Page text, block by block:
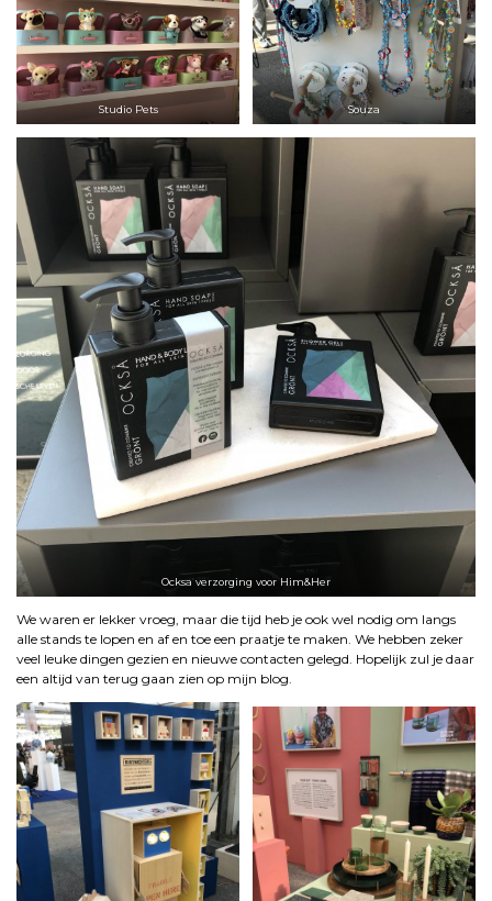
Studio Pets Souza
Ocksa verzorging voor Him&Her
We waren er lekker vroeg, maar die tijd heb je ook wel nodig om langs
alle stands te lopen en af en toe een praatje te maken. We hebben zeker
veel leuke dingen gezien en nieuwe contacten gelegd. Hopelijk zul je daar
een altijd van terug gaan zien op mijn blog.